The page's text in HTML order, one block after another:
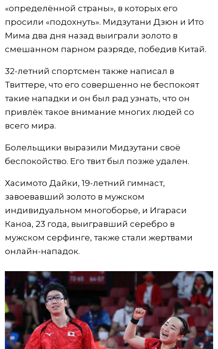
Экономика
Общество
Культура
Жизнь
Технологии
Токио
От редакции
Семья
Еда и напитки
«определённой страны», в которых его
просили «подохнуть». Мидзутани Дзюн и Ито
Мима два дня назад выиграли золото в
смешанном парном разряде, победив Китай.
32-летний спортсмен также написал в
Твиттере, что его совершенно не беспокоят
такие нападки и он был рад узнать, что он
привлёк такое внимание многих людей со
всего мира.
Болельщики выразили Мидзутани своё
беспокойство. Его твит был позже удален.
Хасимото Дайки, 19-летний гимнаст,
завоевавший золото в мужском
индивидуальном многоборье, и Игараси
Каноа, 23 года, выигравший серебро в
мужском серфинге, также стали жертвами
онлайн-нападок.